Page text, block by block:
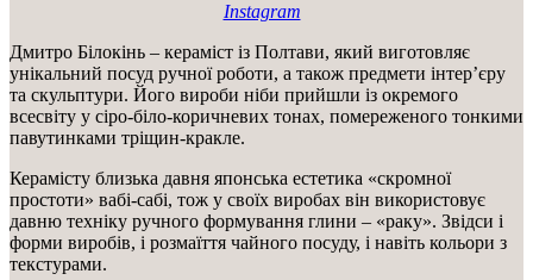
Instagram
Дмитро Білокінь – кераміст із Полтави, який виготовляє
унікальний посуд ручної роботи, а також предмети інтер’єру
та скульптури. Його вироби ніби прийшли із окремого
всесвіту у сіро-біло-коричневих тонах, помереженого тонкими
павутинками тріщин-кракле.
Керамісту близька давня японська естетика «скромної
простоти» вабі-сабі, тож у своїх виробах він використовує
давню техніку ручного формування глини – «раку». Звідси і
форми виробів, і розмаїття чайного посуду, і навіть кольори з
текстурами.